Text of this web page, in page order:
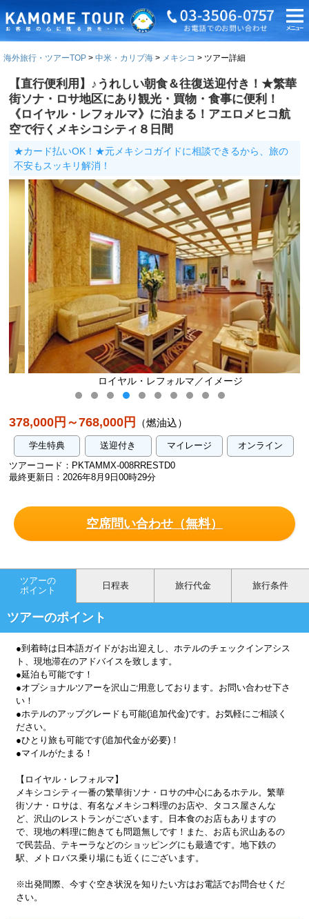
海外旅行・ツアーTOP 中米・カリブ海 メキシコ ツアー詳細
【直行便利用】♪うれしい朝食＆往復送迎付き！★繁華
街ソナ・ロサ地区にあり観光・買物・食事に便利！
《ロイヤル・レフォルマ》に泊まる！アエロメヒコ航
空で行くメキシコシティ８日間
★カード払いOK！★元メキシコガイドに相談できるから、旅の
不安もスッキリ解消！
ロイヤル・レフォルマ／イメージ
378,000円～768,000円 （燃油込）
学生特典 送迎付き マイレージ
オンライン
ツアーコード：PKTAMMX-008RRESTD0
最終更新日：2026年8月9日00時29分
空席問い合わせ（無料）
ツアーの
ポイント
日程表 旅行代金 旅行条件
ツアーのポイント
●到着時は日本語ガイドがお出迎えし、ホテルのチェックインアシス
ト、現地滞在のアドバイスを致します。
●延泊も可能です！
●オプショナルツアーを沢山ご用意しております。お問い合わせ下さ
い！
●ホテルのアップグレードも可能(追加代金)です。お気軽にご相談く
ださい。
●ひとり旅も可能です(追加代金が必要)！
●マイルがたまる！
【ロイヤル・レフォルマ】
メキシコシティ一番の繁華街ソナ・ロサの中心にあるホテル。繁華
街ソナ・ロサは、有名なメキシコ料理のお店や、タコス屋さんな
ど、沢山のレストランがございます。日本食のお店もありますの
で、現地の料理に飽きても問題無しです！また、お店も沢山あるの
で民芸品、テキーラなどのショッピングにも最適です。地下鉄の
駅、メトロバス乗り場にも近くにございます。
※出発間際、今すぐ空き状況を知りたい方はお電話でお問合せくだ
さい。